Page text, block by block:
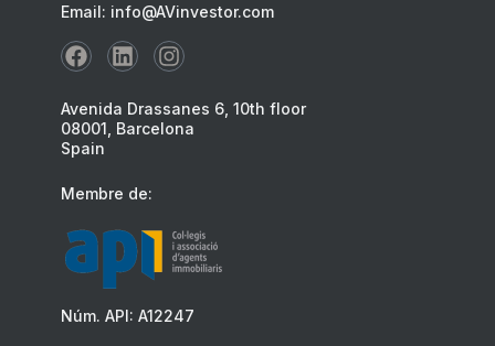
Email: info@AVinvestor.com
Avenida Drassanes 6, 10th floor
08001, Barcelona
Spain
Membre de:
Núm. API: A12247